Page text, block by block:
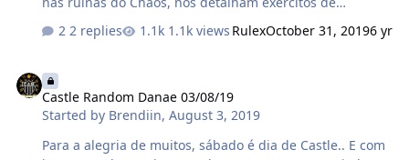
onde os prendem, Nossos medidores indicam atividades
Magos utilizam-se de runas e profecias, para lembrar-
nos que estamos próximos da grande ascensão das
trevas, onde nossas defesas estarão fracas, Por esta
razão, peço que os cidadãos de todas as cidades, de
todos os mundos, estejam protegidos e alertas!".
2 replies 1.1k views RulexOctober 31, 20196 yr
Castle Random Danae 03/08/19
Started by Brendiin,August 3, 2019
Para a alegria de muitos, sábado é dia de Castle.. E com